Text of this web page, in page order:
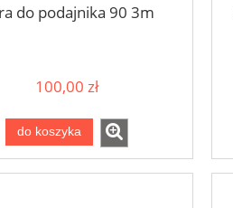
do podajnika 90 3m
100,00 zł
do koszyka